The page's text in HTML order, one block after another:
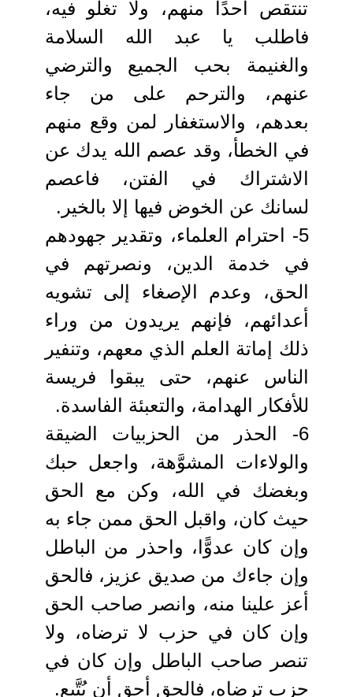
تنتقص أحدًا منهم، ولا تغلو فيه،
فاطلب يا عبد الله السلامة
والغنيمة بحب الجميع والترضي
عنهم، والترحم على من جاء
بعدهم، والاستغفار لمن وقع منهم
في الخطأ، وقد عصم الله يدك عن
الاشتراك في الفتن، فاعصم
لسانك عن الخوض فيها إلا بالخير.
5- احترام العلماء، وتقدير جهودهم
في خدمة الدين، ونصرتهم في
الحق، وعدم الإصغاء إلى تشويه
أعدائهم، فإنهم يريدون من وراء
ذلك إماتة العلم الذي معهم، وتنفير
الناس عنهم، حتى يبقوا فريسة
للأفكار الهدامة، والتعبئة الفاسدة.
6- الحذر من الحزبيات الضيقة
والولاءات المشوَّهة، واجعل حبك
وبغضك في الله، وكن مع الحق
حيث كان، واقبل الحق ممن جاء به
وإن كان عدوًّا، واحذر من الباطل
وإن جاءك من صديق عزيز، فالحق
أعز علينا منه، وانصر صاحب الحق
وإن كان في حزب لا ترضاه، ولا
تنصر صاحب الباطل وإن كان في
حزب ترضاه، فالحق أحق أن يُتَّبع.